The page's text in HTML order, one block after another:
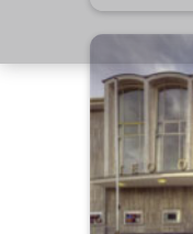
und Erbe